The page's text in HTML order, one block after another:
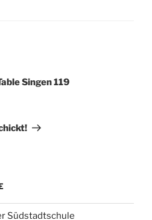
Singen 119
Südstadtschule